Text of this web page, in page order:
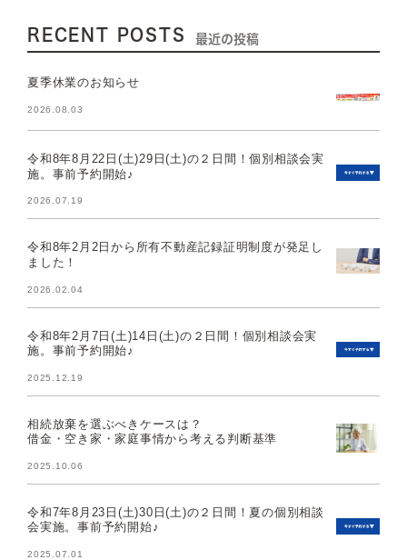
RECENT POSTS 最近の投稿
夏季休業のお知らせ
2026.08.03
令和8年8月22日(土)29日(土)の２日間！個別相談会実
施。事前予約開始♪
2026.07.19
令和8年2月2日から所有不動産記録証明制度が発足し
ました！
2026.02.04
令和8年2月7日(土)14日(土)の２日間！個別相談会実
施。事前予約開始♪
2025.12.19
相続放棄を選ぶべきケースは？
借金・空き家・家庭事情から考える判断基準
2025.10.06
令和7年8月23日(土)30日(土)の２日間！夏の個別相談
会実施。事前予約開始♪
2025.07.01